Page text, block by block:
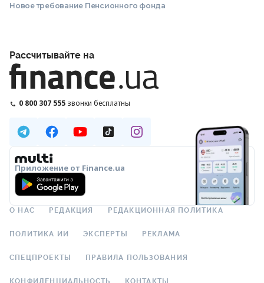
Новое требование Пенсионного фонда
Рассчитывайте на
0 800 307 555 звонки бесплатны
Приложение от Finance.ua
О НАС РЕДАКЦИЯ РЕДАКЦИОННАЯ ПОЛИТИКА
ПОЛИТИКА ИИ ЭКСПЕРТЫ РЕКЛАМА
СПЕЦПРОЕКТЫ ПРАВИЛА ПОЛЬЗОВАНИЯ